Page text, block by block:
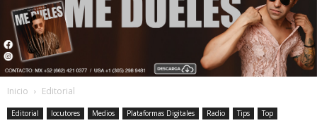
Inicio Editorial
Editorial locutores Medios Plataformas Digitales Radio Tips Top